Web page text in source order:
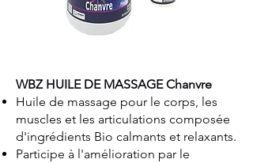
WBZ HUILE DE MASSAGE Chanvre​
Huile de massage pour le corps, les
muscles et les articulations composée
d'ingrédients Bio calmants et relaxants.
Participe à l'amélioration par le